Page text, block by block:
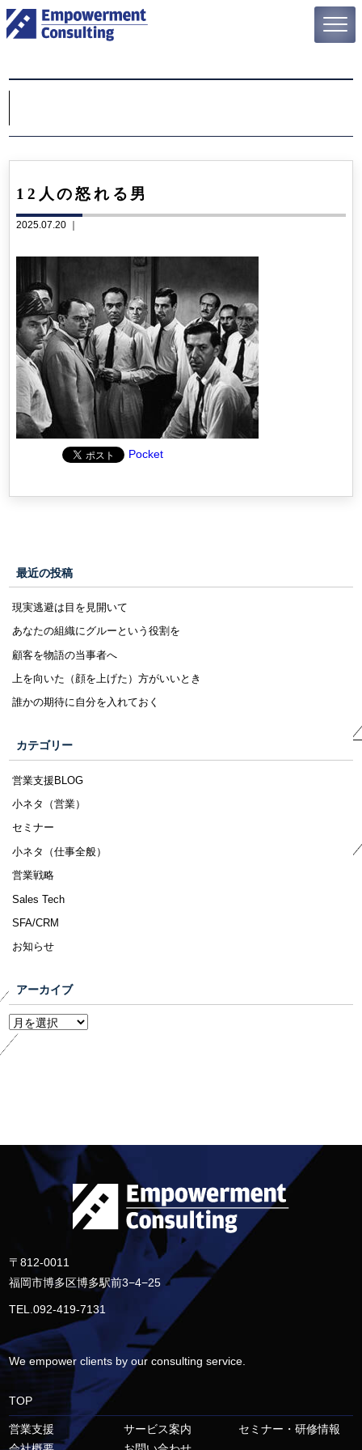
12人の怒れる男
2025.07.20 ｜
Pocket
最近の投稿
現実逃避は目を見開いて
あなたの組織にグルーという役割を
顧客を物語の当事者へ
上を向いた（顔を上げた）方がいいとき
誰かの期待に自分を入れておく
カテゴリー
営業支援BLOG
小ネタ（営業）
セミナー
小ネタ（仕事全般）
営業戦略
Sales Tech
SFA/CRM
お知らせ
アーカイブ
〒812-0011
福岡市博多区博多駅前3−4−25
TEL.092-419-7131
We empower clients by our consulting service.
TOP
営業支援 サービス案内
セミナー・研修情報